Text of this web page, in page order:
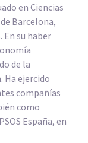
en Ciencias
Barcelona,
En su haber
de la
Ha ejercido
compañías
como
España, en